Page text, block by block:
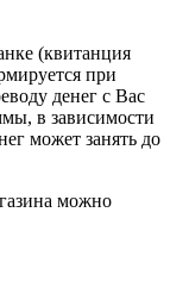
(квитанция
при
денег с Вас
в зависимости
может занять до
можно